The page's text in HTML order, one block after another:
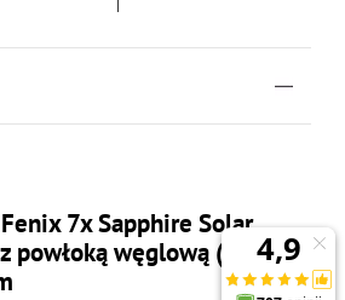
7x Sapphire Solar
powłoką węglową (DLC) i z